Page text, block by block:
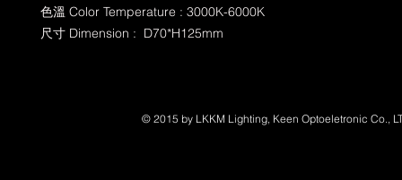
色溫 Color Temperature : 3000K-6000K
尺寸 Dimension :  D70*H125mm
© 2015 by LKKM Lighting, Keen Optoeletronic Co.,